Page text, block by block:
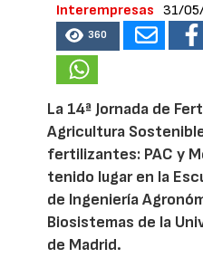
Interempresas
31/
360
La 14ª Jornada de
Agricultura
fertilizantes: PAC y
tenido lugar en la
de Ingeniería
Biosistemas de la
de Madrid.